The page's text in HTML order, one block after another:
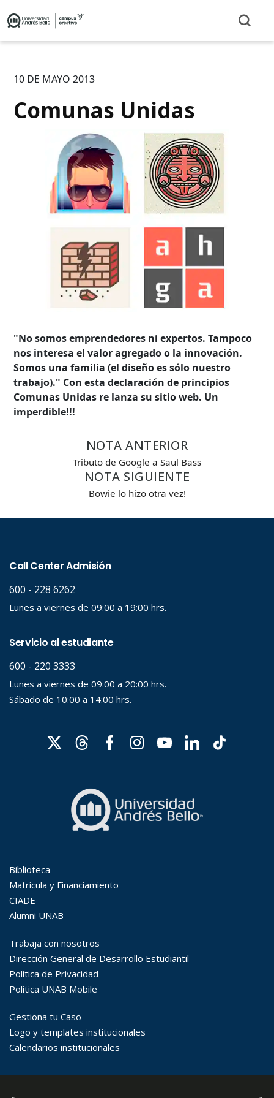
10 DE MAYO 2013
Comunas Unidas
"No somos emprendedores ni expertos. Tampoco
nos interesa el valor agregado o la innovación.
Somos una familia (el diseño es sólo nuestro
trabajo)." Con esta declaración de principios
Comunas Unidas re lanza su sitio web. Un
imperdible!!!
NOTA ANTERIOR
Tributo de Google a Saul Bass
NOTA SIGUIENTE
Bowie lo hizo otra vez!
Búsqueda Avanzada
Palabra clave